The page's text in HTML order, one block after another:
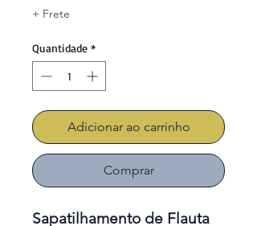
+ Frete
Quantidade *
Adicionar ao carrinho
Comprar
Sapatilhamento de Flauta